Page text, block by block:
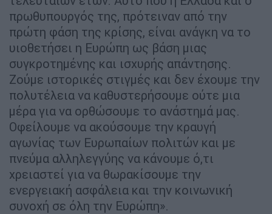
πρωθυπουργός της, πρότειναν από την
πρώτη φάση της κρίσης, είναι ανάγκη να το
υιοθετήσει η Ευρώπη ως βάση μιας
συγκροτημένης και ισχυρής απάντησης.
Ζούμε ιστορικές στιγμές και δεν έχουμε την
πολυτέλεια να καθυστερήσουμε ούτε μια
μέρα για να ορθώσουμε το ανάστημά μας.
Οφείλουμε να ακούσουμε την κραυγή
αγωνίας των Ευρωπαίων πολιτών και με
πνεύμα αλληλεγγύης να κάνουμε ό,τι
χρειαστεί για να θωρακίσουμε την
ενεργειακή ασφάλεια και την κοινωνική
συνοχή σε όλη την Ευρώπη».